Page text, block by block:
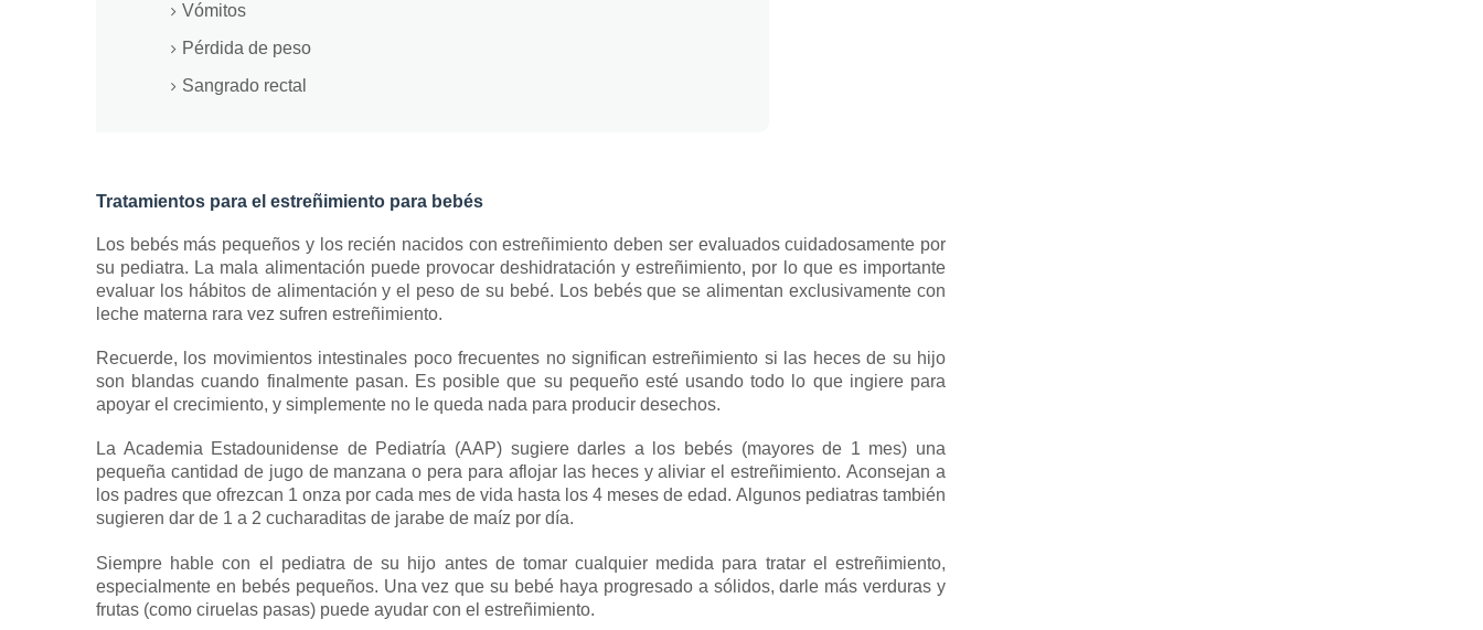
Vómitos
Pérdida de peso
Sangrado rectal
Tratamientos para el estreñimiento para bebés
Los bebés más pequeños y los recién nacidos con estreñimiento deben ser evaluados cuidadosamente por
su pediatra. La mala alimentación puede provocar deshidratación y estreñimiento, por lo que es importante
evaluar los hábitos de alimentación y el peso de su bebé. Los bebés que se alimentan exclusivamente con
leche materna rara vez sufren estreñimiento.
Recuerde, los movimientos intestinales poco frecuentes no significan estreñimiento si las heces de su hijo
son blandas cuando finalmente pasan. Es posible que su pequeño esté usando todo lo que ingiere para
apoyar el crecimiento, y simplemente no le queda nada para producir desechos.
La Academia Estadounidense de Pediatría (AAP) sugiere darles a los bebés (mayores de 1 mes) una
pequeña cantidad de jugo de manzana o pera para aflojar las heces y aliviar el estreñimiento.Aconsejan a
los padres que ofrezcan 1 onza por cada mes de vida hasta los 4 meses de edad. Algunos pediatras también
sugieren dar de 1 a 2 cucharaditas de jarabe de maíz por día.
Siempre hable con el pediatra de su hijo antes de tomar cualquier medida para tratar el estreñimiento,
especialmente en bebés pequeños. Una vez que su bebé haya progresado a sólidos, darle más verduras y
frutas (como ciruelas pasas) puede ayudar con el estreñimiento.